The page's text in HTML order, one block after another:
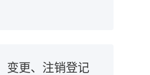
变更、注销登记